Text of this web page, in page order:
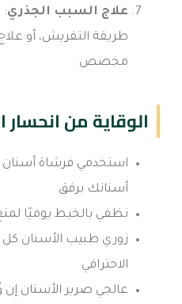
علاج السبب الجذري:
طريقة التفريش، أو
مخصص
الوقاية من انحسار
استخدمي فرشاة
أسنانك برفق
نظفي بالخيط يوميًا
الاحترافي
عالجي صرير الأسنان إن